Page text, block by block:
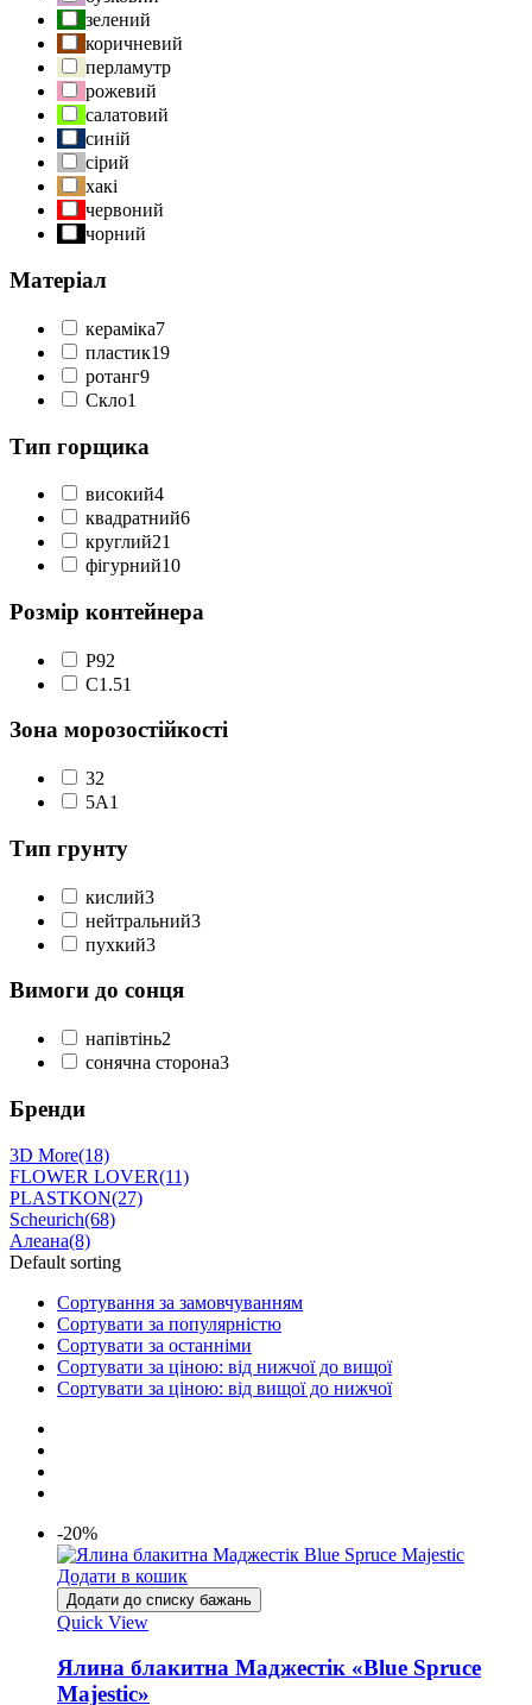
зелений
коричневий
перламутр
рожевий
салатовий
синій
сірий
хакі
червоний
чорний
Матеріал
кераміка7
пластик19
ротанг9
Скло1
Тип горщика
високий4
квадратний6
круглий21
фігурний10
Розмір контейнера
P92
С1.51
Зона морозостійкості
32
5А1
Тип грунту
кислий3
нейтральний3
пухкий3
Вимоги до сонця
напівтінь2
сонячна сторона3
Бренди
3D More(18)
FLOWER LOVER(11)
PLASTKON(27)
Scheurich(68)
Алеана(8)
Default sorting
Сортування за замовчуванням
Сортувати за популярністю
Сортувати за останніми
Сортувати за ціною: від нижчої до вищої
Сортувати за ціною: від вищої до нижчої
-20%
Додати в кошик
Додати до списку бажань
Quick View
Ялина блакитна Маджестік «Blue Spruce
Majestic»